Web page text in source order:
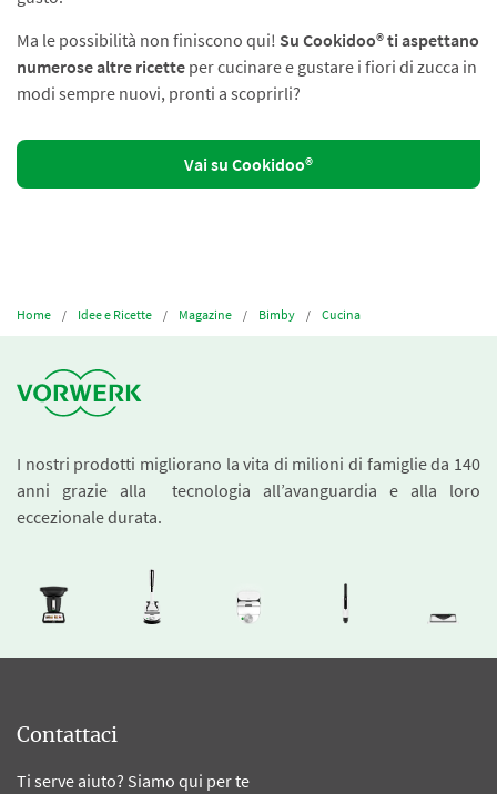
Ma le possibilità non finiscono qui! Su Cookidoo® ti aspettano
numerose altre ricette per cucinare e gustare i fiori di zucca in
modi sempre nuovi, pronti a scoprirli?
Vai su Cookidoo®
Home Idee e Ricette Magazine Bimby Cucina
I nostri prodotti migliorano la vita di milioni di famiglie da 140
anni grazie alla tecnologia all’avanguardia e alla loro
eccezionale durata.
Contattaci
Ti serve aiuto? Siamo qui per te